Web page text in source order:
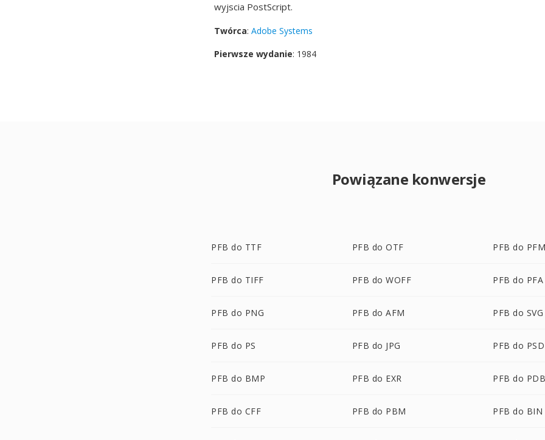
wyjscia PostScript.
Twórca: Adobe Systems
Pierwsze wydanie: 1984
Powiązane konwersje
PFB do TTF PFB do OTF PFB do
PFB do TIFF PFB do WOFF PFB do PFA
PFB do PNG PFB do AFM PFB do SVG
PFB do PS PFB do JPG PFB do PSD
PFB do BMP PFB do EXR PFB do
PFB do CFF PFB do PBM PFB do BIN